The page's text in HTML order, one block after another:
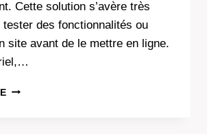
Cette solution s’avère très
tester des fonctionnalités ou
site avant de le mettre en ligne.
DÉMO